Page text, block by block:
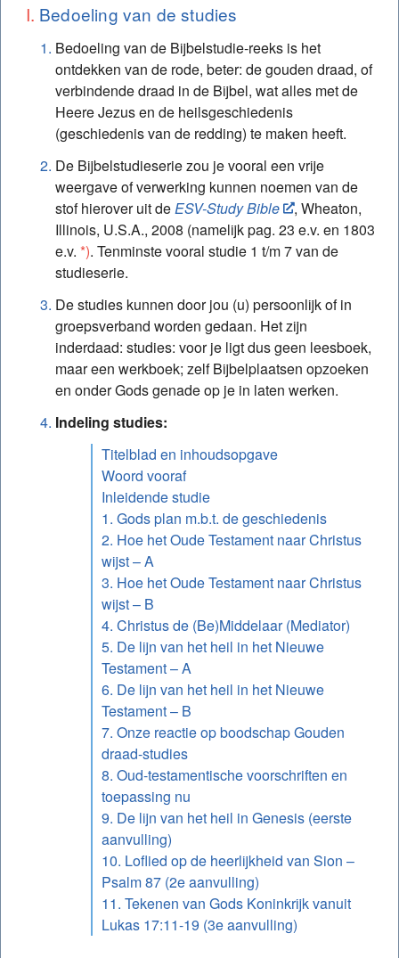
Studie – Gouden draad: 5. De lijn van het heil in
het Nieuwe Testament – A
Studie – Gouden draad: 6. De lijn van het heil in
het Nieuwe Testament – B
Studie – Gouden draad: 7. Onze reactie op
boodschap Gouden draad-studies
Studie – Gouden draad: 8. Oud-testamentische
voorschriften en toepassing nu
Studie – Gouden draad: 9. De lijn van het heil in
Genesis (1e aanvulling)
Studie – Gouden draad: 10. Loflied op de
heerlijkheid van Sion – Psalm 87 (2e aanvulling)
Studie – Gouden draad: 11. Tekenen van Gods
Koninkrijk vanuit Lukas 17:11-19 (3e aanvulling)
Bedoeling van de studies
Bedoeling van de Bijbelstudie-reeks is het
ontdekken van de rode, beter: de gouden draad, of
verbindende draad in de Bijbel, wat alles met de
Heere Jezus en de heilsgeschiedenis
(geschiedenis van de redding) te maken heeft.
De Bijbelstudieserie zou je vooral een vrije
weergave of verwerking kunnen noemen van de
stof hierover uit de ESV-Study Bible
, Wheaton,
Illinois, U.S.A., 2008 (namelijk pag. 23 e.v. en 1803
e.v. *). Tenminste vooral studie 1 t/m 7 van de
studieserie.
De studies kunnen door jou (u) persoonlijk of in
groepsverband worden gedaan. Het zijn
inderdaad: studies: voor je ligt dus geen leesboek,
maar een werkboek; zelf Bijbelplaatsen opzoeken
en onder Gods genade op je in laten werken.
Indeling studies:
Titelblad en inhoudsopgave
Woord vooraf
Inleidende studie
1. Gods plan m.b.t. de geschiedenis
2. Hoe het Oude Testament naar Christus
wijst – A
3. Hoe het Oude Testament naar Christus
wijst – B
4. Christus de (Be)Middelaar (Mediator)
5. De lijn van het heil in het Nieuwe
Testament – A
6. De lijn van het heil in het Nieuwe
Testament – B
7. Onze reactie op boodschap Gouden
draad-studies
8. Oud-testamentische voorschriften en
toepassing nu
9. De lijn van het heil in Genesis (eerste
aanvulling)
10. Loflied op de heerlijkheid van Sion –
Psalm 87 (2e aanvulling)
11. Tekenen van Gods Koninkrijk vanuit
Lukas 17:11-19 (3e aanvulling)